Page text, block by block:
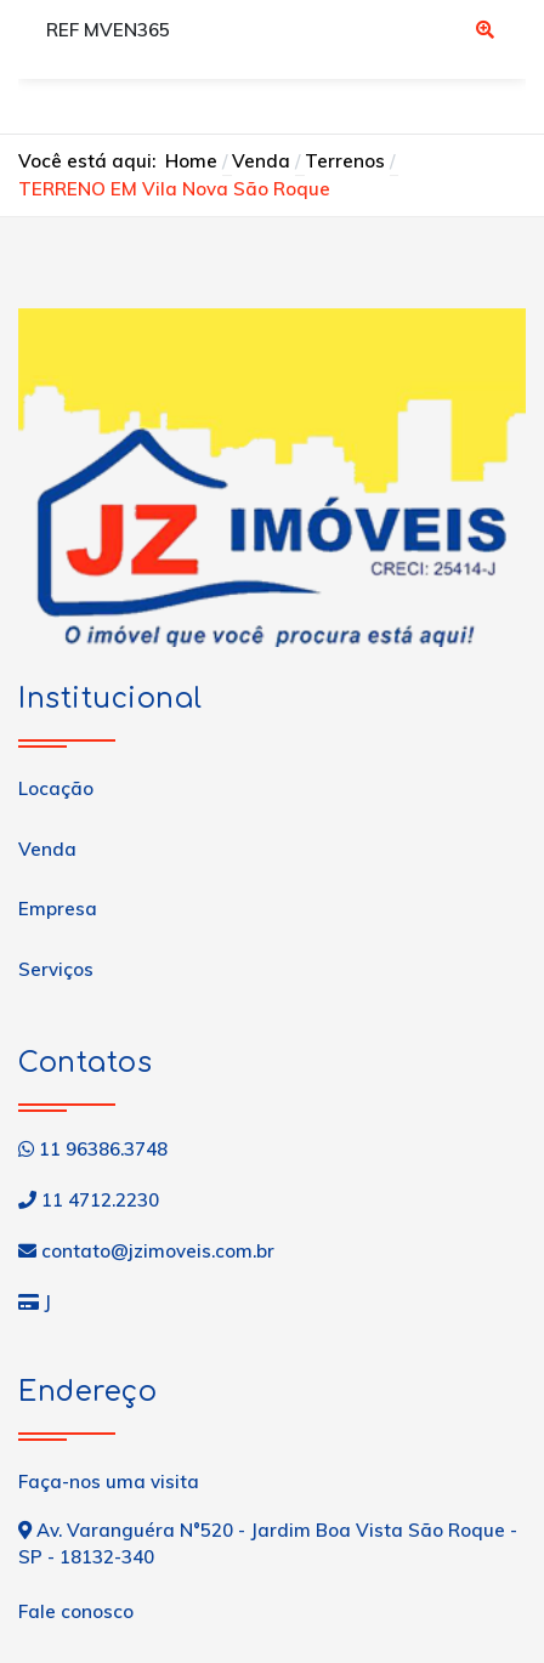
REF MVEN365
Você está aqui: Home Venda
Terrenos
TERRENO EM Vila Nova São Roque
Institucional
Locação
Venda
Empresa
Serviços
Contatos
11 96386.3748
11 4712.2230
contato@jzimoveis.com.br
J
Endereço
Faça-nos uma visita
Av. Varanguéra N°520 - Jardim Boa Vista São Roque -
SP - 18132-340
Fale conosco